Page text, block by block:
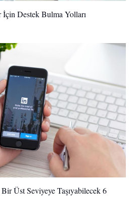
Destek Bulma Yolları
Üst Seviyeye Taşıyabilecek 6